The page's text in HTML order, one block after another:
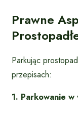
Prawne
Parkując
przepisach:
1. Parkowanie w